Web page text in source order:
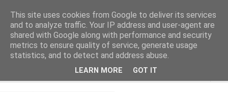
Avvenire dei lavoratori
POLITICA
This site uses cookies from Google to deliver its services
and to analyze traffic. Your IP address and user-agent are
shared with Google along with performance and security
metrics to ensure quality of service, generate usage
statistics, and to detect and address abuse.
LEARN MORE GOT IT